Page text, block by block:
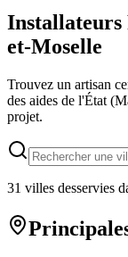
Installateurs
et-Moselle
Trouvez un artisan
des aides de l'État
projet.
31 villes desservies